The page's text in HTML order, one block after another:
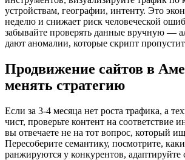
устройствам, географии, интенту. Это
неделю и снижает риск человеческой
забывайте проверять данные вручную —
дают аномалии, которые скрипт
Продвижение сайтов в
менять стратегию
Если за 3-4 месяца нет роста трафика, а
чист, проверьте контент на соответствие
вы отвечаете не на тот вопрос, который
Пересоберите семантику, посмотрите,
ранжируются у конкурентов, адаптируйте